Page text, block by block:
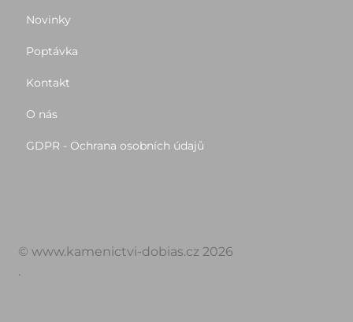
Novinky
Poptávka
Kontakt
O nás
GDPR - Ochrana osobních údajů
© www.kamenictvi-dobias.cz 2026
.